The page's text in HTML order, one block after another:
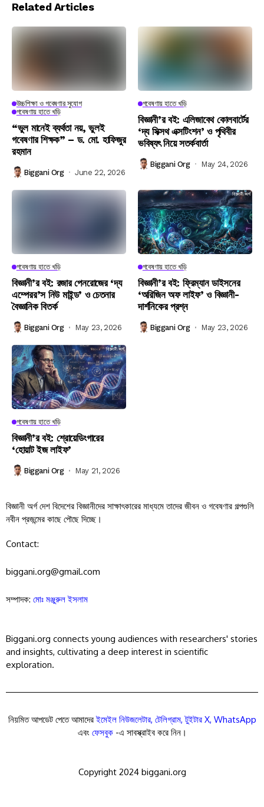
Related Articles
উচ্চশিক্ষা ও গবেষণার সুযোগ
গবেষণায় হাতে খড়ি
“ভুল মানেই ব্যর্থতা নয়, ভুলই
গবেষণার শিক্ষক” – ড. মো. হাফিজুর
রহমান
Biggani Org June 22, 2026
গবেষণায় হাতে খড়ি
বিজ্ঞানী’র বই: এলিজাবেথ কোলবার্টের
‘দ্য সিক্সথ এক্সটিংশন’ ও পৃথিবীর
ভবিষ্যৎ নিয়ে সতর্কবার্তা
Biggani Org May 24, 2026
গবেষণায় হাতে খড়ি
বিজ্ঞানী’র বই: রজার পেনরোজের ‘দ্য
এম্পেরর’স নিউ মাইন্ড’ ও চেতনার
বৈজ্ঞানিক বিতর্ক
Biggani Org May 23, 2026
গবেষণায় হাতে খড়ি
বিজ্ঞানী’র বই: ফ্রিম্যান ডাইসনের
‘অরিজিন অফ লাইফ’ ও বিজ্ঞানী-
দার্শনিকের প্রশ্ন
Biggani Org May 23, 2026
গবেষণায় হাতে খড়ি
বিজ্ঞানী’র বই: শ্রোয়েডিংগারের
‘হোয়াট ইজ লাইফ’
Biggani Org May 21, 2026
বিজ্ঞানী অর্গ দেশ বিদেশের বিজ্ঞানীদের সাক্ষাৎকারের মাধ্যমে তাদের জীবন ও গবেষণার গল্পগুলি
নবীন প্রজন্মের কাছে পৌছে দিচ্ছে।
Contact:
biggani.org@gmail.com
সম্পাদক: মোঃ মঞ্জুরুল ইসলাম
Biggani.org connects young audiences with researchers' stories
and insights, cultivating a deep interest in scientific
exploration.
নিয়মিত আপডেট পেতে আমাদেরইমেইল নিউজলেটার, টেলিগ্রাম,টুইটার X, WhatsApp
এবং ফেসবুক-এ সাবস্ক্রাইব করে নিন।
Copyright 2024 biggani.org